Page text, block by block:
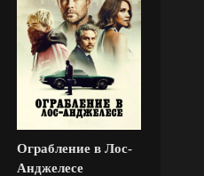
Ограбление в Лос-
Анджелесе